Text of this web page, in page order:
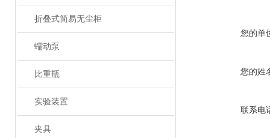
折叠式简易无尘柜
蠕动泵
比重瓶
实验装置
夹具
您的单
您的姓
联系电